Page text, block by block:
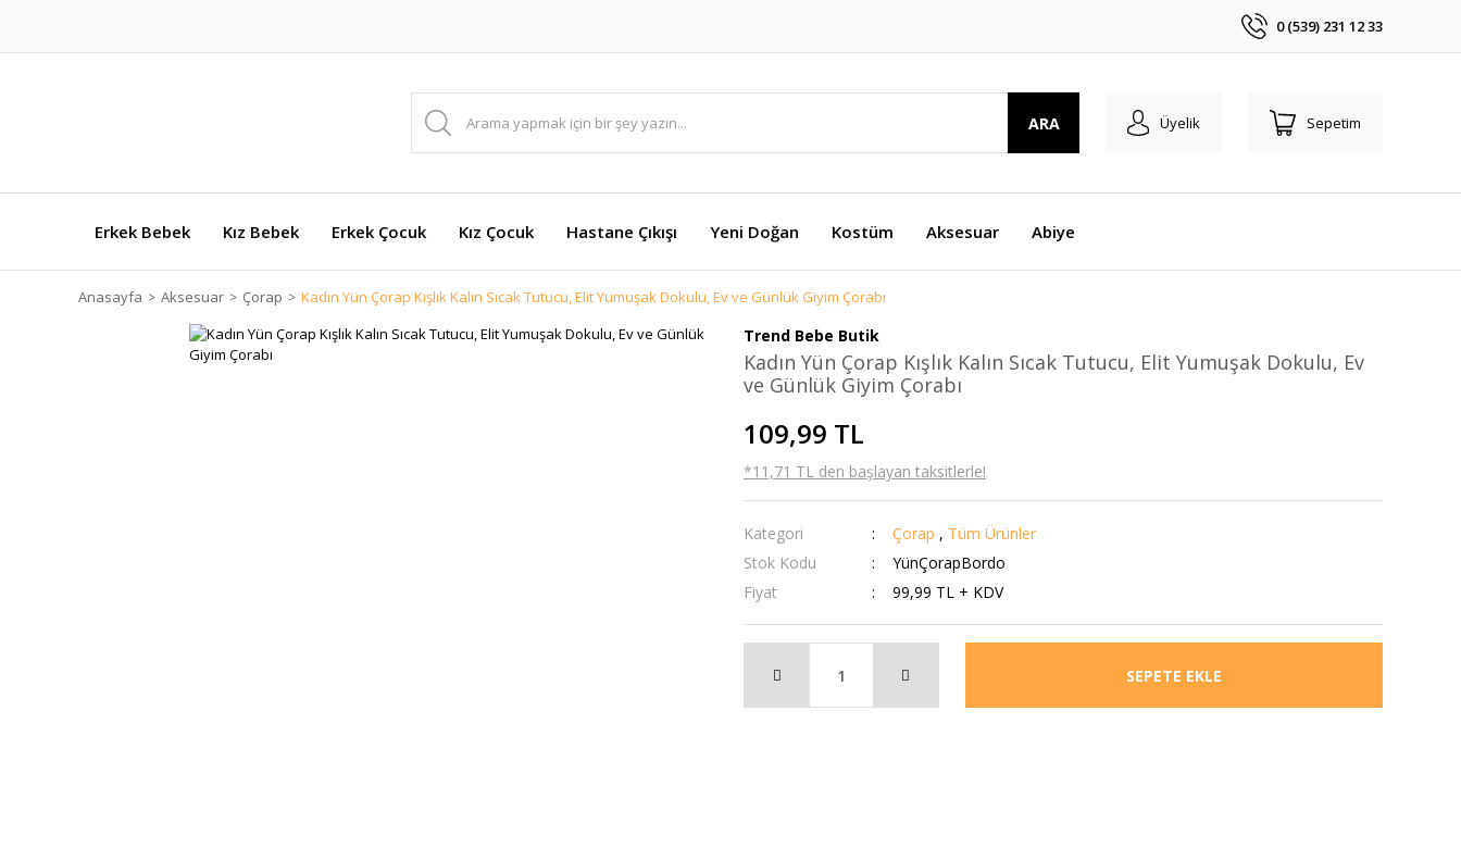
0 (539) 231 12 33
ARA Üyelik Sepetim
Erkek Bebek Kız Bebek Erkek Çocuk Kız Çocuk Hastane Çıkışı Yeni Doğan Kostüm Aksesuar Abiye
Anasayfa Aksesuar Çorap Kadın Yün Çorap Kışlık Kalın Sıcak Tutucu, Elit Yumuşak Dokulu, Ev ve Günlük Giyim Çorabı
Trend Bebe Butik
Kadın Yün Çorap Kışlık Kalın Sıcak Tutucu, Elit Yumuşak Dokulu, Ev
ve Günlük Giyim Çorabı
109,99 TL
*11,71 TL den başlayan taksitlerle!
Kategori Çorap , Tüm Ürünler
Stok Kodu
YünÇorapBordo
Fiyat
99,99 TL + KDV
SEPETE EKLE